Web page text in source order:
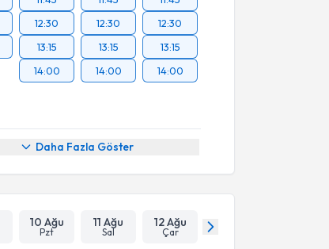
12:30
13:15
14:00
12:30
13:15
14:00
12:30
13:15
14:00
Daha Fazla Göster
10 Ağu
Pzt
11 Ağu
Sal
12 Ağu
Çar